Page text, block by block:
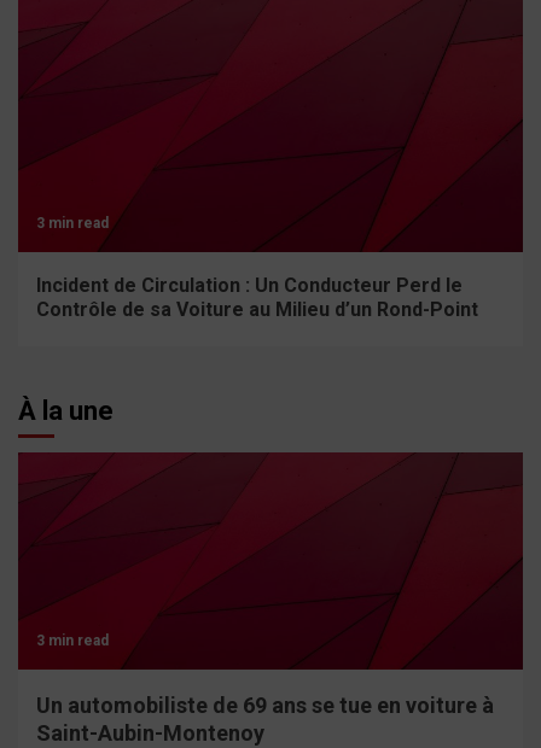
3 min read
Incident de Circulation : Un Conducteur Perd le
Contrôle de sa Voiture au Milieu d’un Rond-Point
À la une
3 min read
Un automobiliste de 69 ans se tue en voiture à
Saint-Aubin-Montenoy